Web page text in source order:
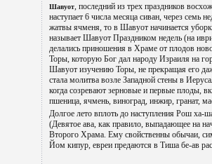
Шавуот, последний из трех праздников
наступает 6 числа месяца сиван, через семь
жатвы ячменя, то в Шавуот начинается
называет Шавуот Праздником недель (на
делались приношения в Храме от плодов
Торы, которую Бог дал народу Израиля на
Шавуот изучению Торы, не прекращая его
стала молитва возле Западной стены в
когда созревают зерновые и первые плоды,
пшеница, ячмень, виноград, инжир, гранат,
Долгое лето вплоть до наступления Рош ха-
(Девятое ава, как правило, выпадающее на
Второго Храма. Ему свойственны обычаи,
Йом кипур, евреи предаются в Тиша бе-ав